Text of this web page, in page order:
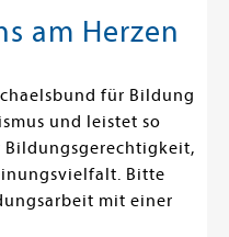
am Herzen
für Bildung
und leistet so
Bitte
mit einer